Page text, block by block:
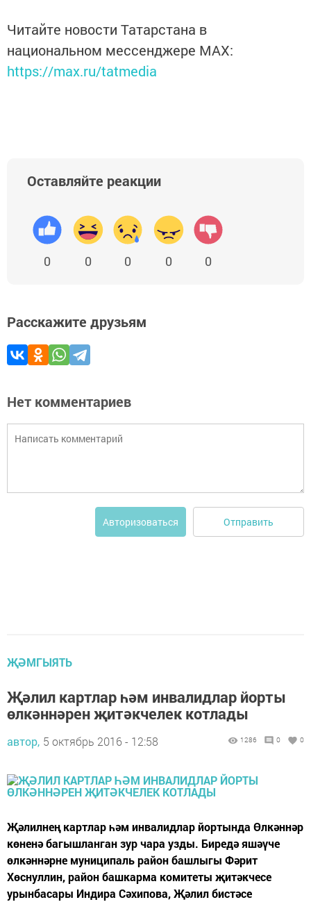
Читайте новости Татарстана в
национальном мессенджере MАХ:
https://max.ru/tatmedia
Оставляйте реакции
0 0 0 0 0
Расскажите друзьям
Нет комментариев
Авторизоваться Отправить
ҖӘМГЫЯТЬ
Җәлил картлар һәм инвалидлар йорты
өлкәннәрен җитәкчелек котлады
автор, 5 октябрь 2016 - 12:58 1286 0 0
Җәлилнең картлар һәм инвалидлар йортында Өлкәннәр
көненә багышланган зур чара узды. Биредә яшәүче
өлкәннәрне муниципаль район башлыгы Фәрит
Хөснуллин, район башкарма комитеты җитәкчесе
урынбасары Индира Сәхипова, Җәлил бистәсе